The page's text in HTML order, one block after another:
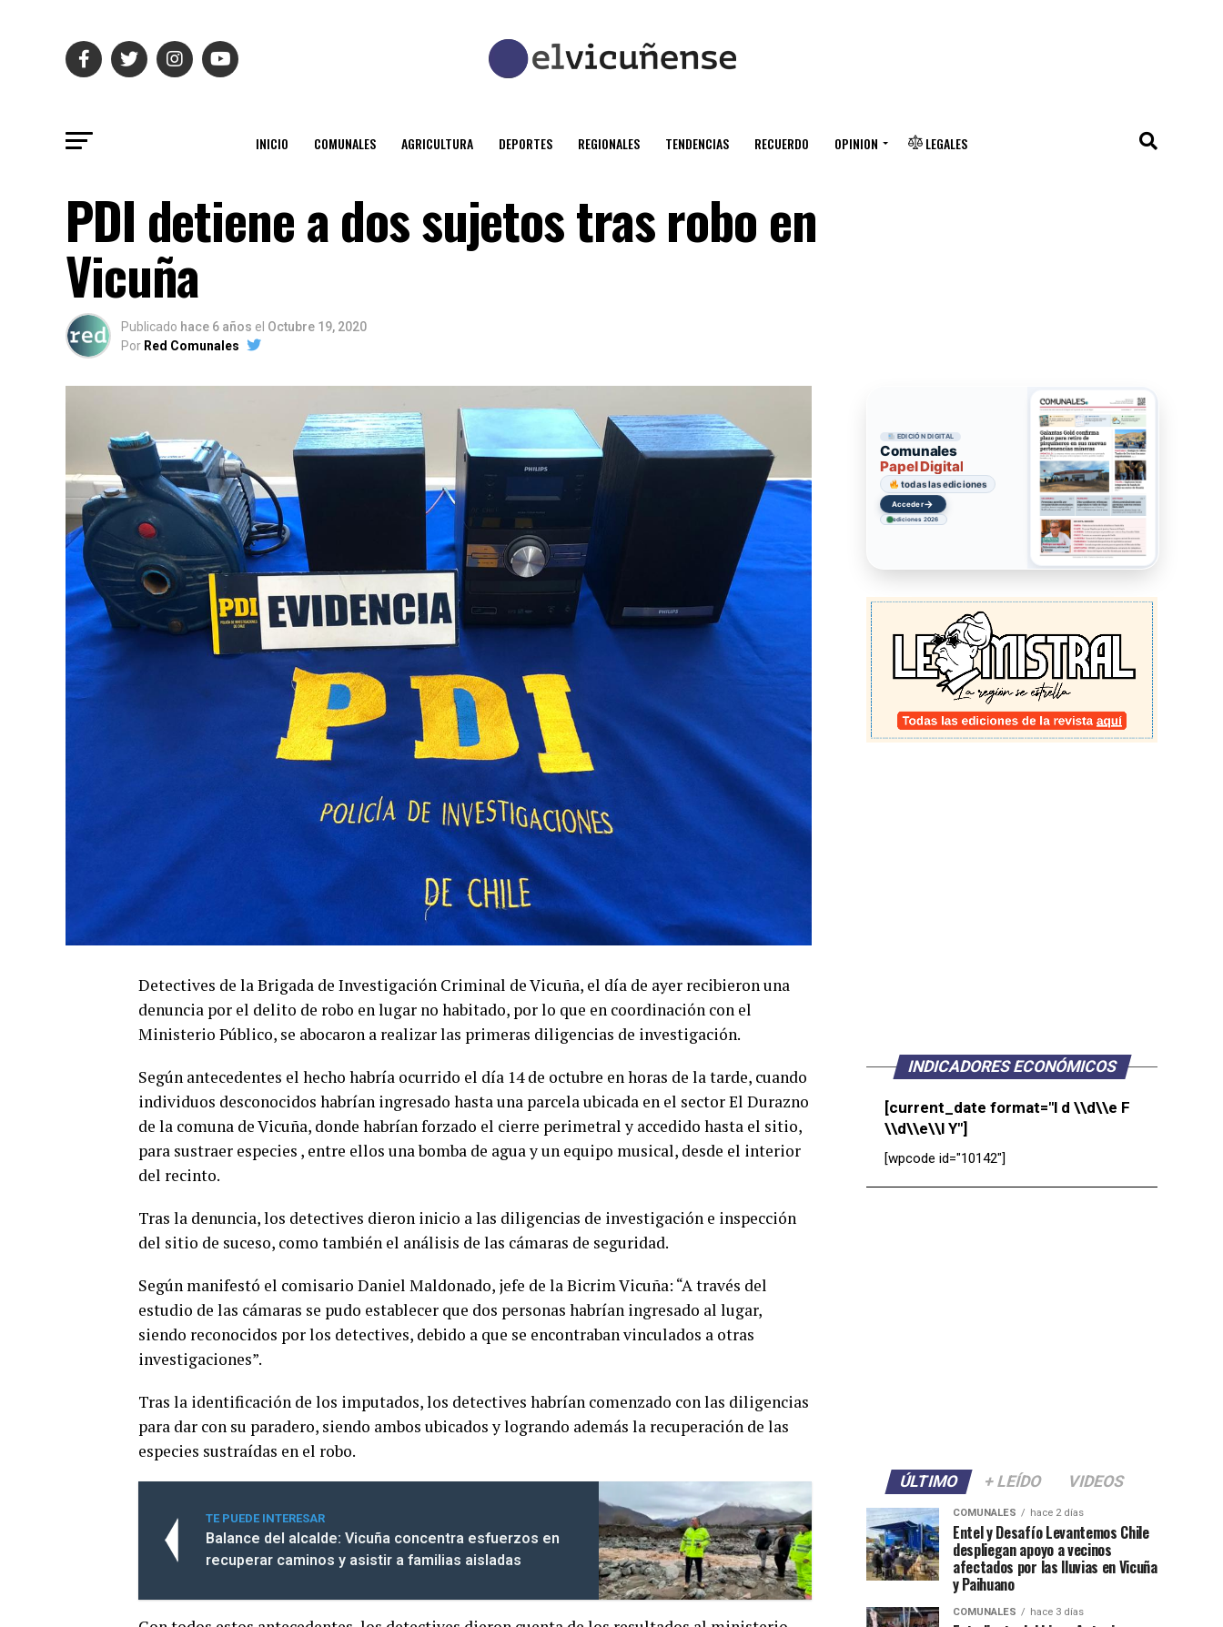
INICIO COMUNALES AGRICULTURA DEPORTES REGIONALES TENDENCIAS RECUERDO OPINION LEGALES
PDI detiene a dos sujetos tras robo en
Vicuña
Publicado hace 6 años el Octubre 19, 2020
Por Red Comunales
Detectives de la Brigada de Investigación Criminal de Vicuña, el día de ayer recibieron una
denuncia por el delito de robo en lugar no habitado, por lo que en coordinación con el
Ministerio Público, se abocaron a realizar las primeras diligencias de investigación.
Según antecedentes el hecho habría ocurrido el día 14 de octubre en horas de la tarde, cuando
individuos desconocidos habrían ingresado hasta una parcela ubicada en el sector El Durazno
de la comuna de Vicuña, donde habrían forzado el cierre perimetral y accedido hasta el sitio,
para sustraer especies , entre ellos una bomba de agua y un equipo musical, desde el interior
del recinto.
Tras la denuncia, los detectives dieron inicio a las diligencias de investigación e inspección
del sitio de suceso, como también el análisis de las cámaras de seguridad.
Según manifestó el comisario Daniel Maldonado, jefe de la Bicrim Vicuña: “A través del
estudio de las cámaras se pudo establecer que dos personas habrían ingresado al lugar,
siendo reconocidos por los detectives, debido a que se encontraban vinculados a otras
investigaciones”.
Tras la identificación de los imputados, los detectives habrían comenzado con las diligencias
para dar con su paradero, siendo ambos ubicados y logrando además la recuperación de las
especies sustraídas en el robo.
TE PUEDE INTERESAR
Balance del alcalde: Vicuña concentra esfuerzos en
recuperar caminos y asistir a familias aisladas
EDICIÓN DIGITAL
Comunales
Papel Digital
todas las ediciones
Acceder→
ediciones 2026
INDICADORES ECONÓMICOS
[current_date format="l d \\d\\e F
\\d\\e\\l Y"]
[wpcode id="10142"]
ÚLTIMO + LEÍDO VIDEOS
COMUNALES hace 2 días
Entel y Desafío Levantemos Chile
despliegan apoyo a vecinos
afectados por las lluvias en Vicuña
y Paihuano
COMUNALES hace 3 días